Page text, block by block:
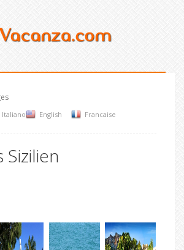
Italiano English Francaise
Sizilien